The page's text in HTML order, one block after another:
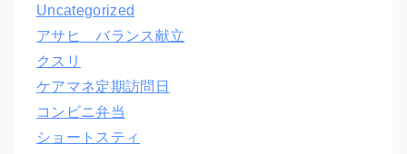
Uncategorized
アサヒ バランス献立
クスリ
ケアマネ定期訪問日
コンビニ弁当
ショートスティ